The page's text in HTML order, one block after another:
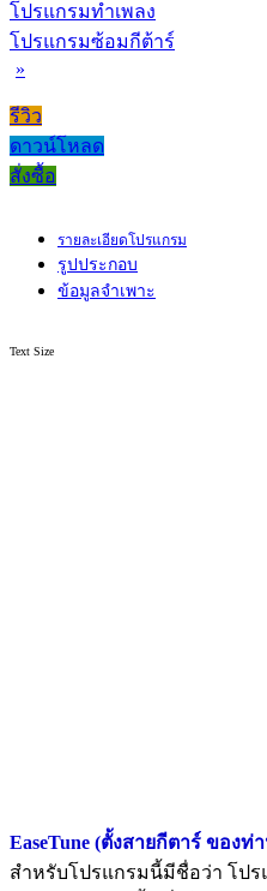
โปรแกรมทำเพลง
โปรแกรมซ้อมกีต้าร์
»
รีวิว
ดาวน์โหลด
สั่งซื้อ
รายละเอียดโปรแกรม
รูปประกอบ
ข้อมูลจำเพาะ
Text Size
EaseTune (ตั้งสายกีตาร์ ของ
สำหรับโปรแกรมนี้มีชื่อว่า โปร